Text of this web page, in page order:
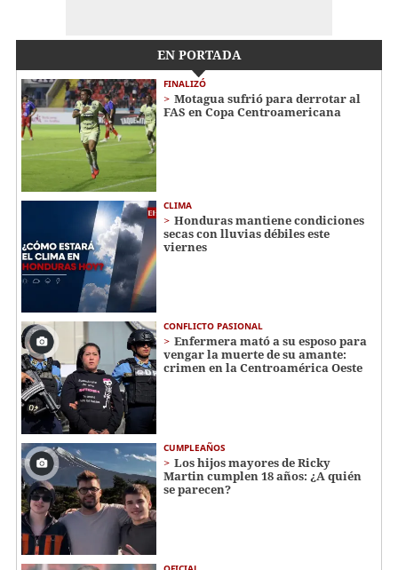
EN PORTADA
FINALIZÓ
Motagua sufrió para derrotar al
FAS en Copa Centroamericana
CLIMA
Honduras mantiene condiciones
secas con lluvias débiles este
viernes
CONFLICTO PASIONAL
Enfermera mató a su esposo para
vengar la muerte de su amante:
crimen en la Centroamérica Oeste
CUMPLEAÑOS
Los hijos mayores de Ricky
Martin cumplen 18 años: ¿A quién
se parecen?